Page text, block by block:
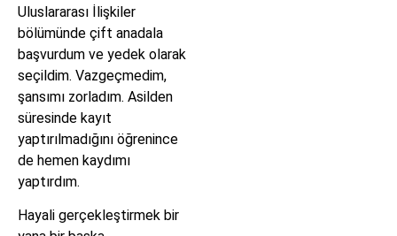
Uluslararası İlişkiler
bölümünde çift anadala
başvurdum ve yedek olarak
seçildim. Vazgeçmedim,
şansımı zorladım. Asilden
süresinde kayıt
yaptırılmadığını öğrenince
de hemen kaydımı
yaptırdım.
Hayali gerçekleştirmek bir